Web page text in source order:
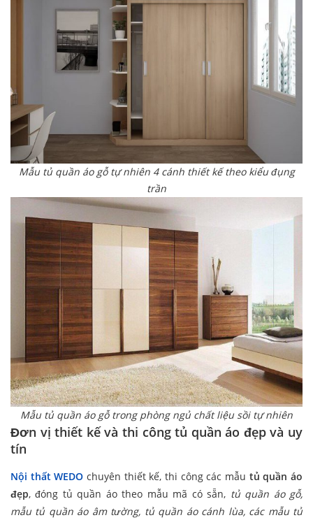
Mẫu tủ quần áo gỗ tự nhiên 4 cánh thiết kế theo kiểu đụng
trần
Mẫu tủ quần áo gỗ trong phòng ngủ chất liệu sồi tự nhiên
Đơn vị thiết kế và thi công tủ quần áo đẹp và uy
tín
Nội thất WEDO chuyên thiết kế, thi công các mẫu tủ quần áo
đẹp, đóng tủ quần áo theo mẫu mã có sẵn, tủ quần áo gỗ,
mẫu tủ quần áo âm tường, tủ quần áo cánh lùa, các mẫu tủ